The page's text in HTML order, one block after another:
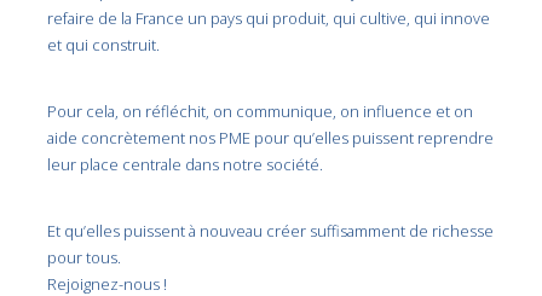
refaire de la France un pays qui produit, qui cultive, qui innove
et qui construit.
Pour cela, on réfléchit, on communique, on influence et on
aide concrètement nos PME pour qu’elles puissent reprendre
leur place centrale dans notre société.
Et qu’elles puissent à nouveau créer suffisamment de richesse
pour tous.
Rejoignez-nous !